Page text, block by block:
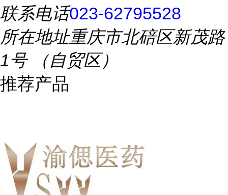
联系电话023-62795528
所在地址重庆市北碚区新茂路
1号 （自贸区）
推荐产品